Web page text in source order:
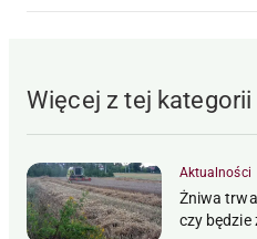
Więcej z tej kategorii
Aktualności
Żniwa
czy będzie